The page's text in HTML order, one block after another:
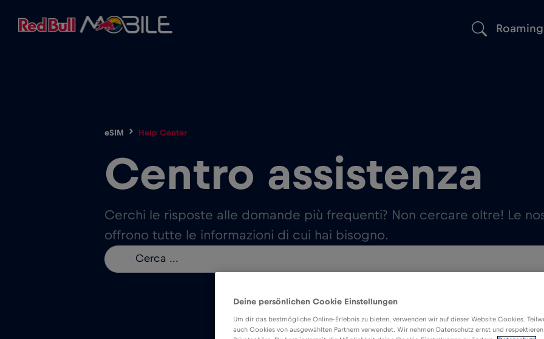
Roaming
eSIM Help Center
Centro assistenza
Cerchi le risposte alle domande più frequenti? Non cercare oltre! Le
offrono tutte le informazioni di cui hai bisogno.
Deine persönlichen Cookie Einstellungen
Um dir das bestmögliche Online-Erlebnis zu bieten, verwenden wir auf dieser Website Cookies.
auch Cookies von ausgewählten Partnern verwendet. Wir nehmen Datenschutz ernst und